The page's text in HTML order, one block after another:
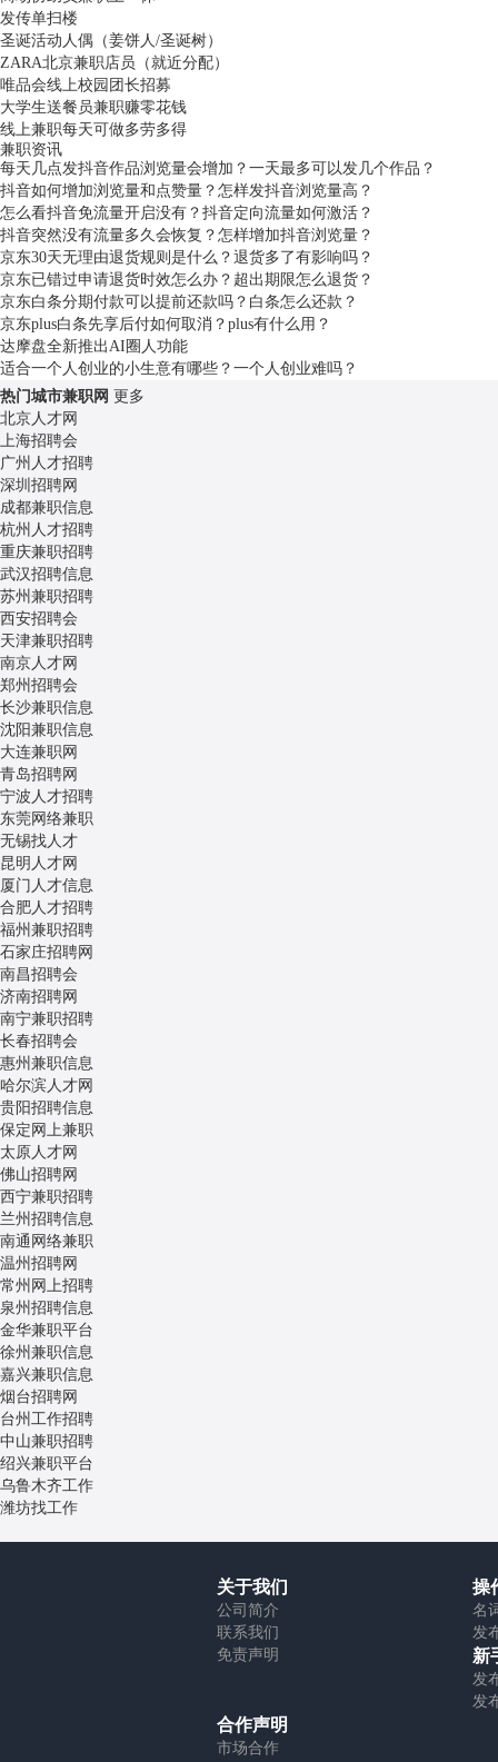
发传单扫楼
圣诞活动人偶（姜饼人/圣诞树）
ZARA北京兼职店员（就近分配）
唯品会线上校园团长招募
大学生送餐员兼职赚零花钱
线上兼职每天可做多劳多得
兼职资讯
每天几点发抖音作品浏览量会增加？一天最多可以发几个作品？
抖音如何增加浏览量和点赞量？怎样发抖音浏览量高？
怎么看抖音免流量开启没有？抖音定向流量如何激活？
抖音突然没有流量多久会恢复？怎样增加抖音浏览量？
京东30天无理由退货规则是什么？退货多了有影响吗？
京东已错过申请退货时效怎么办？超出期限怎么退货？
京东白条分期付款可以提前还款吗？白条怎么还款？
京东plus白条先享后付如何取消？plus有什么用？
达摩盘全新推出AI圈人功能
适合一个人创业的小生意有哪些？一个人创业难吗？
热门城市兼职网 更多
北京人才网
上海招聘会
广州 人才招聘
深圳 招聘网
成都兼职信息
杭州 人才招聘
重庆兼职招聘
武汉招聘信息
苏州 兼职招聘
西安招聘会
天津兼职招聘
南京人才网
郑州 招聘会
长沙兼职信息
沈阳兼职信息
大连兼职网
青岛招聘网
宁波 人才招聘
东莞网络兼职
无锡找人才
昆明 人才网
厦门 人才信息
合肥人才招聘
福州 兼职招聘
石家庄招聘网
南昌招聘会
济南招聘网
南宁兼职招聘
长春招聘会
惠州 兼职信息
哈尔滨人才网
贵阳招聘信息
保定 网上兼职
太原 人才网
佛山招聘网
西宁兼职招聘
兰州 招聘信息
南通 网络兼职
温州 招聘网
常州 网上招聘
泉州 招聘信息
金华兼职平台
徐州 兼职信息
嘉兴兼职信息
烟台招聘网
台州 工作招聘
中山兼职招聘
绍兴兼职平台
乌鲁木齐工作
潍坊找工作
关于我们
公司简介
联系我们
免责声明
操
名
发
新
发
发
合作声明
市场合作